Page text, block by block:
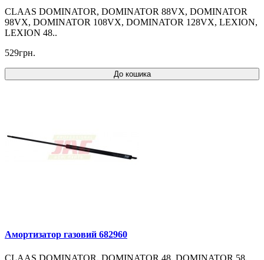
CLAAS DOMINATOR, DOMINATOR 88VX, DOMINATOR
98VX, DOMINATOR 108VX, DOMINATOR 128VX, LEXION,
LEXION 48..
529грн.
До кошика
Амортизатор газовий 682960
CLAAS DOMINATOR, DOMINATOR 48, DOMINATOR 58,